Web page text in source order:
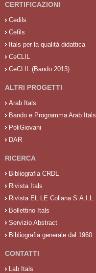
CERTIFICAZIONI
Cedils
Cefils
Itals per la qualità didattica
CeCLIL
CeCLIL (Bando 2013)
ALTRI PROGETTI
Arab Itals
Bando e Programma Arab Itals
PoliGiovani
DAR
RICERCA
Bibliografia CRDL
Rivista Itals
Rivista EL.LE Collana S.A.I.L.
Bollettino Itals
Servizio Abstract
Bibliografia generale dal 1960
CONTATTI
Lab Itals